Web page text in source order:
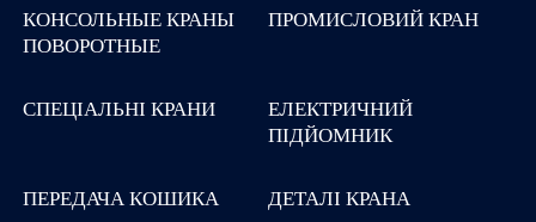
КОНСОЛЬНЫЕ КРАНЫ
ПОВОРОТНЫЕ
ПРОМИСЛОВИЙ КРАН
СПЕЦІАЛЬНІ КРАНИ ЕЛЕКТРИЧНИЙ
ПІДЙОМНИК
ПЕРЕДАЧА КОШИКА
ДЕТАЛІ КРАНА